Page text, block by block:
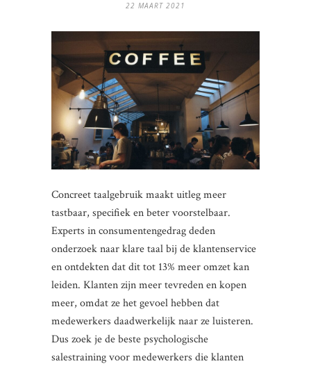
22 MAART 2021
Concreet taalgebruik maakt uitleg meer
tastbaar, specifiek en beter voorstelbaar.
Experts in consumentengedrag deden
onderzoek naar klare taal bij de klantenservice
en ontdekten dat dit tot 13% meer omzet kan
leiden. Klanten zijn meer tevreden en kopen
meer, omdat ze het gevoel hebben dat
medewerkers daadwerkelijk naar ze luisteren.
Dus zoek je de beste psychologische
salestraining voor medewerkers die klanten